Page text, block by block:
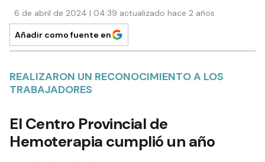
6 de abril de 2024 | 04:39 actualizado hace 2 años
Añadir como fuente en
REALIZARON UN RECONOCIMIENTO A LOS
TRABAJADORES
El Centro Provincial de
Hemoterapia cumplió un año